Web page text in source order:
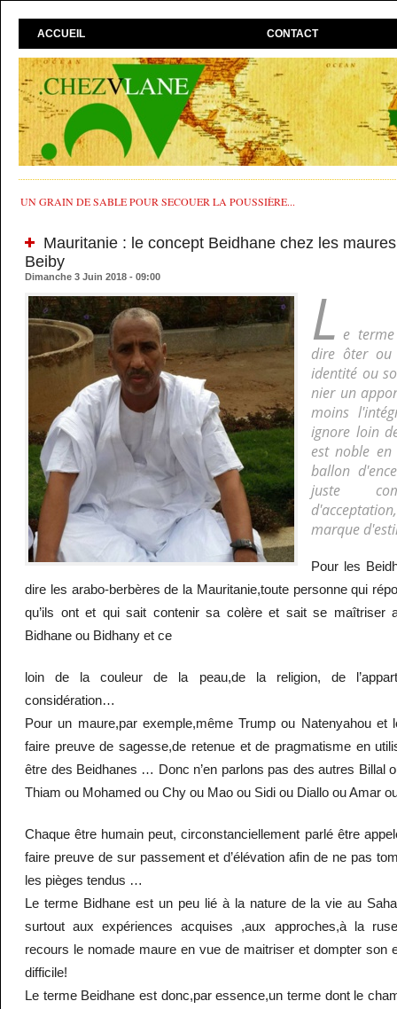
ACCUEIL CONTACT
UN GRAIN DE SABLE POUR SECOUER LA POUSSIÈRE...
Mauritanie : le concept Beidhane chez les
Beiby
Dimanche 3 Juin 2018 - 09:00
L e
dire ôter
identité ou
nier un
moins
ignore loin
est noble
ballon
juste
marque
Pour les
dire les arabo-berbères de la Mauritanie,toute personne qui
qu’ils ont et qui sait contenir sa colère et sait se maîtriser
Bidhane ou Bidhany et ce
loin de la couleur de la peau,de la religion, de
considération…
Pour un maure,par exemple,même Trump ou Natenyahou et
faire preuve de sagesse,de retenue et de pragmatisme en
être des Beidhanes … Donc n’en parlons pas des autres Billal
Thiam ou Mohamed ou Chy ou Mao ou Sidi ou Diallo ou Amar
Chaque être humain peut, circonstanciellement parlé être
faire preuve de sur passement et d’élévation afin de ne pas
les pièges tendus …
Le terme Bidhane est un peu lié à la nature de la vie au
surtout aux expériences acquises ,aux approches,à la
recours le nomade maure en vue de maitriser et dompter son
difficile!
Le terme Beidhane est donc,par essence,un terme dont le